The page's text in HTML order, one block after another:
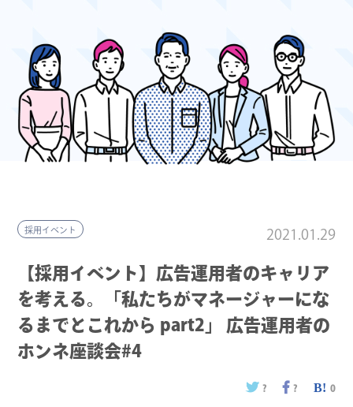
採用イベント 2021.01.29
【採用イベント】広告運用者のキャリア
を考える。「私たちがマネージャーにな
るまでとこれから part2」 広告運用者の
ホンネ座談会#4
? ? 0